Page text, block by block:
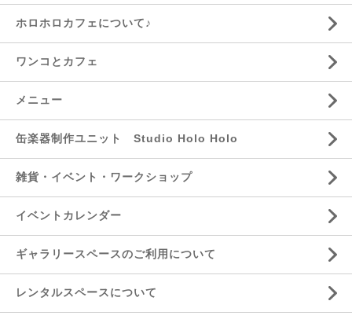
ホロホロカフェについて♪
ワンコとカフェ
メニュー
缶楽器制作ユニット Studio Holo Holo
雑貨・イベント・ワークショップ
イベントカレンダー
ギャラリースペースのご利用について
レンタルスペースについて